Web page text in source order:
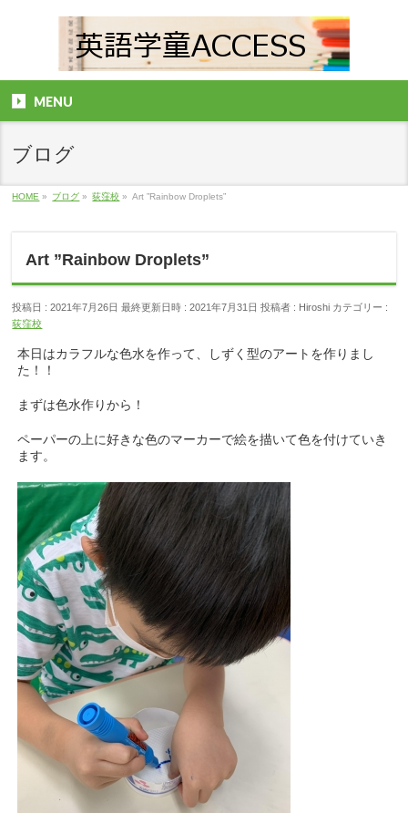
MENU
ブログ
HOME » ブログ » 荻窪校 » Art ”Rainbow Droplets”
Art ”Rainbow Droplets”
投稿日 : 2021年7月26日 最終更新日時 : 2021年7月31日 投稿者 : Hiroshi カテゴリー :
荻窪校
本日はカラフルな色水を作って、しずく型のアートを作りまし
た！！
まずは色水作りから！
ペーパーの上に好きな色のマーカーで絵を描いて色を付けていき
ます。